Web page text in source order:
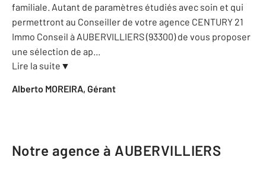
familiale. Autant de paramètres étudiés avec soin et qui
permettront au Conseiller de votre agence CENTURY 21
Immo Conseil à AUBERVILLIERS (93300) de vous proposer
une sélection de ap...
Lire la suite ▼
Alberto MOREIRA, Gérant
Notre agence à AUBERVILLIERS